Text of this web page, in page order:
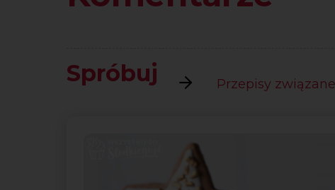
Spróbuj Przepisy